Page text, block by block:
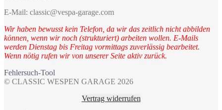
E-Mail: classic@vespa-garage.com
Wir haben bewusst kein Telefon, da wir das zeitlich nicht abbilden
können, wenn wir noch (strukturiert) arbeiten wollen. E-Mails
werden Dienstag bis Freitag vormittags zuverlässig bearbeitet.
Wenn nötig rufen wir von unserer Seite aktiv zurück.
Fehlersuch-Tool
© CLASSIC WESPEN GARAGE 2026
Vertrag widerrufen